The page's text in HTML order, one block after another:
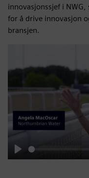
innovasjonssjef i
for å drive innovasjon
bransjen.
Play